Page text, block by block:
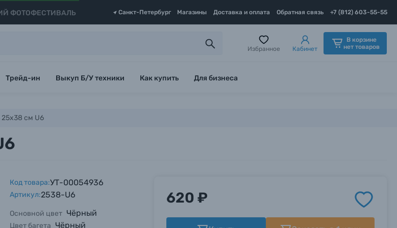
ФОТОФЕСТИВАЛЬ Санкт-Петербург Магазины Доставка и оплата Обратная связь +7 (812) 603-55-55
Избранное Кабинет
В корзине
нет товаров
Трейд-ин Выкуп Б/У техники Как купить Для бизнеса
см U6
Код товара:УТ-00054936
Артикул:2538-U6
Основной цвет Чёрный
Цвет багета Чёрный
620 ₽